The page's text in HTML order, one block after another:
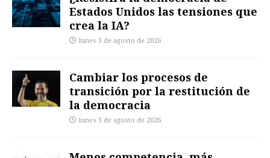
Estados Unidos las tensiones que
crea la IA?
lunes 3 de agosto de 2026
Cambiar los procesos de
transición por la restitución de
la democracia
lunes 3 de agosto de 2026